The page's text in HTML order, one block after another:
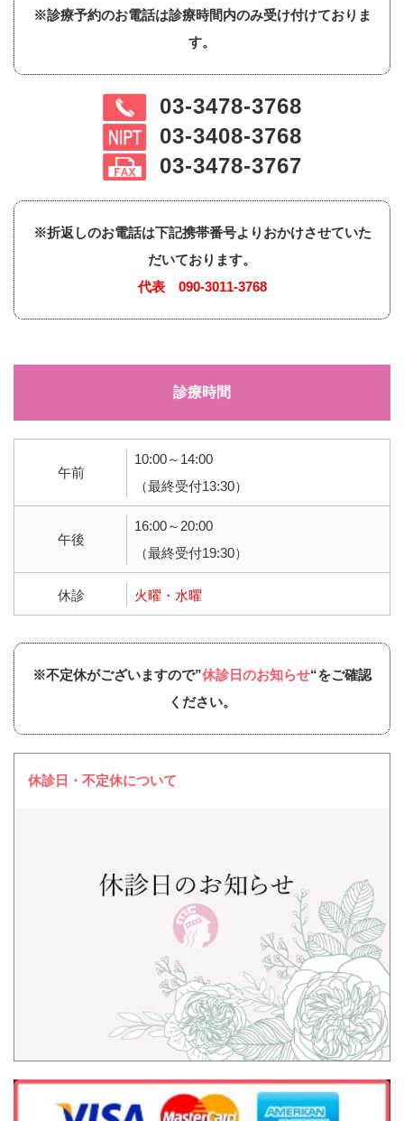
※診療予約のお電話は診療時間内のみ受け付けておりま
す。
03-3478-3768
03-3408-3768
03-3478-3767
※折返しのお電話は下記携帯番号よりおかけさせていた
だいております。
代表 090-3011-3768
診療時間
午前
10:00～14:00
（最終受付13:30）
午後
16:00～20:00
（最終受付19:30）
休診 火曜・水曜
※不定休がございますので”休診日のお知らせ“をご確認
ください。
休診日・不定休について